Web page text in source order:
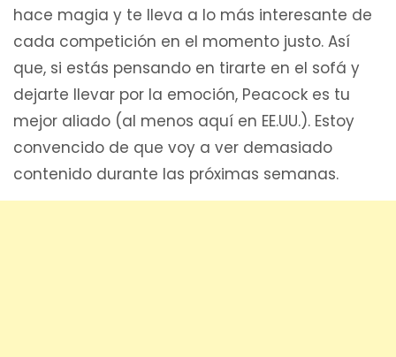
hace magia y te lleva a lo más interesante de
cada competición en el momento justo. Así
que, si estás pensando en tirarte en el sofá y
dejarte llevar por la emoción, Peacock es tu
mejor aliado (al menos aquí en EE.UU.). Estoy
convencido de que voy a ver demasiado
contenido durante las próximas semanas.